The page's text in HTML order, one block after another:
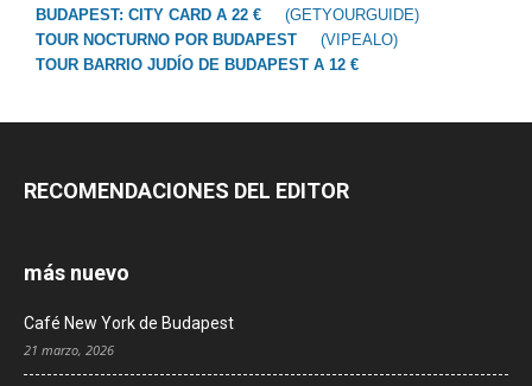
BUDAPEST: CITY CARD A 22 €
(GETYOURGUIDE)
TOUR NOCTURNO POR BUDAPEST
(VIPEALO)
TOUR BARRIO JUDÍO DE BUDAPEST A 12 €
RECOMENDACIONES DEL EDITOR
más nuevo
Café New York de Budapest
21 marzo, 2026